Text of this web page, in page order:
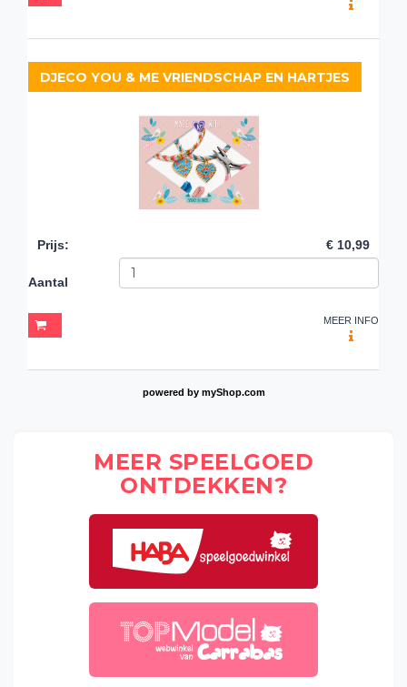
DJECO YOU & ME VRIENDSCHAP EN HARTJES
Prijs: € 10,99
Aantal
MEER INFO
powered by myShop.com
MEER SPEELGOED
ONTDEKKEN?